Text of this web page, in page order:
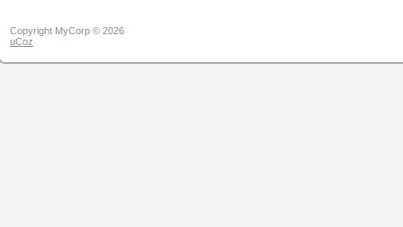
Copyright MyCorp © 2026
uCoz